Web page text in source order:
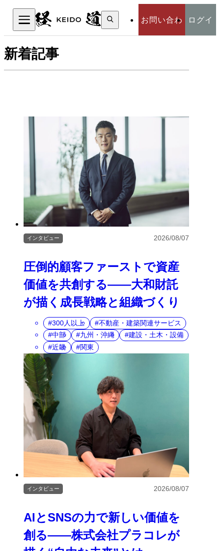
お問い合わ ログイ
検
索:
検索
新着記事
圧倒的顧客ファーストで資産
価値を共創する――大和財託
が描く成長戦略と組織づくり
インタビュー 2026/08/07
300人以上
不動産・建築関連サービス
中部
九州・沖縄
建設・土木・設備
近畿
関東
AIとSNSの力で新しい価値を
創る――株式会社プラコレが
インタビュー 2026/08/07